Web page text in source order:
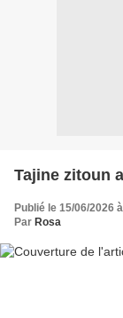
Tajine zitoun
Publié le 15/06/2026
Par Rosa